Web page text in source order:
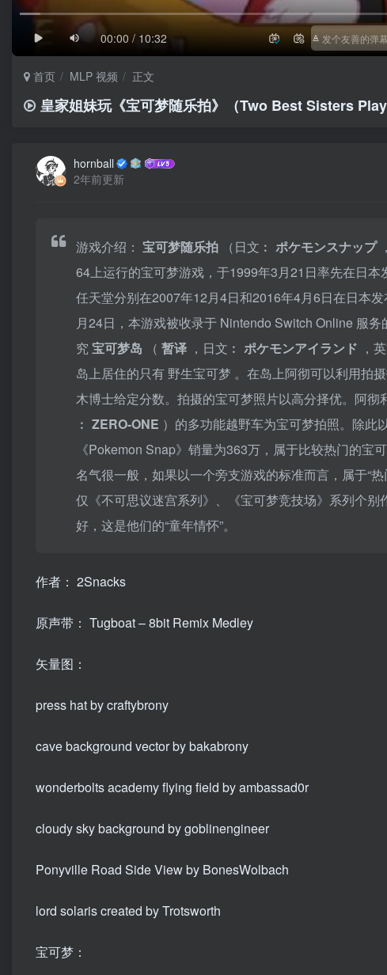
00:00 / 10:32
极慢
首页 MLP 视频 正文
皇家姐妹玩《宝可梦随乐拍》（Two Best Sisters
hornball
2年前更新
游戏介绍：宝可梦随乐拍 （日文︰ ポケモンスナップ
64 上运行的宝可梦游戏，于1999年3月21日率先在日本
任天堂分别在2007年12月4日和2016年4月6日在日本
月24日，本游戏被收录于 Nintendo Switch Online 服务
究宝可梦岛 （暂译 ，日文︰ ポケモンアイランド ，
岛上居住的只有 野生宝可梦 。在岛上阿彻可以利用拍
木博士给定分数。拍摄的宝可梦照片以高分择优。阿
︰ZERO-ONE ）的多功能越野车为宝可梦拍照。除此
《Pokemon Snap》销量为363万，属于比较热门的
名气很一般，如果以一个旁支游戏的标准而言，属于“
仅《不可思议迷宫系列》、《宝可梦竞技场》系列个
好，这是他们的“童年情怀”。
作者： 2Snacks
原声带： Tugboat – 8bit Remix Medley
矢量图：
press hat by craftybrony
cave background vector by bakabrony
wonderbolts academy flying field by ambassad0r
cloudy sky background by goblinengineer
Ponyville Road Side View by BonesWolbach
lord solaris created by Trotsworth
宝可梦：